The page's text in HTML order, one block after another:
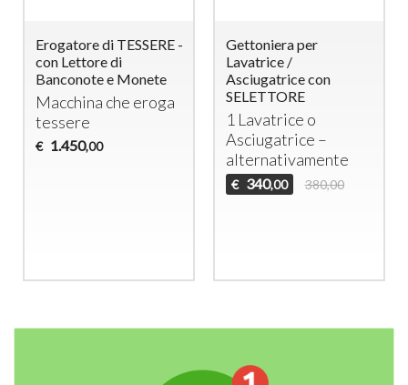
Erogatore di TESSERE -
con Lettore di
Banconote e Monete
Macchina che eroga
tessere
€ 1.450,00
Gettoniera per
Lavatrice /
Asciugatrice con
SELETTORE
1 Lavatrice o
Asciugatrice –
alternativamente
€ 340,00 380,00